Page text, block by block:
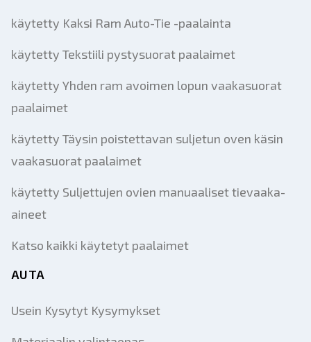
käytetty Kaksi Ram Auto-Tie -paalainta
käytetty Tekstiili pystysuorat paalaimet
käytetty Yhden ram avoimen lopun vaakasuorat
paalaimet
käytetty Täysin poistettavan suljetun oven käsin
vaakasuorat paalaimet
käytetty Suljettujen ovien manuaaliset tievaaka-
aineet
Katso kaikki käytetyt paalaimet
AUTA
Usein Kysytyt Kysymykset